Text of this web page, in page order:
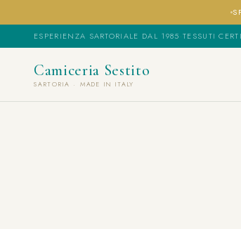
ESPERIENZA SARTORIALE DAL 1985·TESSUTI
Camiceria Sestito
SARTORIA · MADE IN ITALY